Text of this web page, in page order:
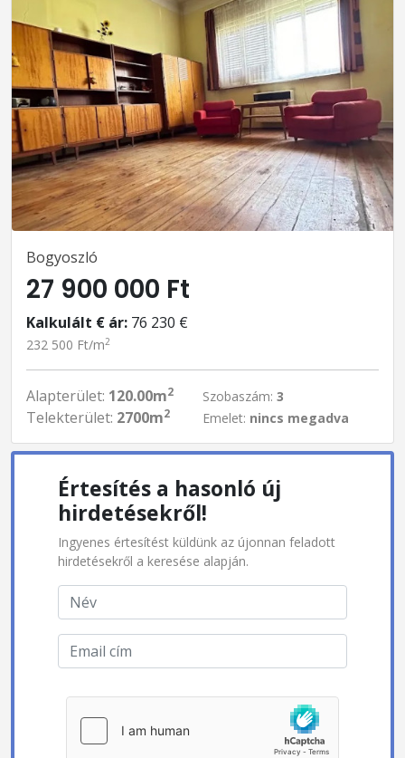
Bogyoszló
27 900 000 Ft
Kalkulált € ár: 76 230 €
232 500 Ft/m2
Alapterület: 120.00m2
Telekterület: 2700m2
Szobaszám: 3
Emelet: nincs megadva
Értesítés a hasonló új
hirdetésekről!
Ingyenes értesítést küldünk az újonnan feladott
hirdetésekről a keresése alapján.